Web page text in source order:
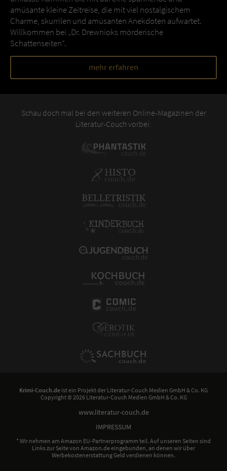
amüsante kleine Zeitreise, die mit viel nostalgischem
Charme, skurrilen und amüsanten Anekdoten aufwartet.
Willkommen bei „Dr. Drewnioks mörderische
Schattenseiten“.
mehr erfahren
Schau doch mal bei den weiteren Online-Magazinen der
Literatur-Couch vorbei:
Krimi-Couch.de ist ein Projekt der Literatur-Couch Medien GmbH & Co. KG
Copyright © 2026 Literatur-Couch Medien GmbH & Co. KG
www.literatur-couch.de
IMPRESSUM
* Wir nehmen am Amazon EU-Partnerprogramm teil. Auf unseren Seiten sind
Links zur Seite von Amazon.de eingebunden, an denen wir über
Werbekostenerstattung Geld verdienen können.